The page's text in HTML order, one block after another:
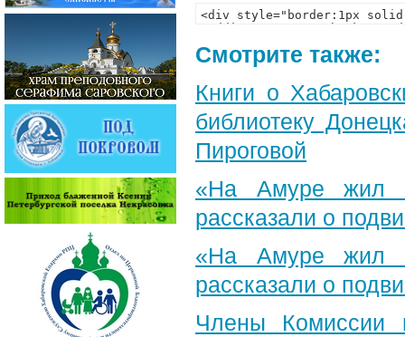
Смотрите также:
Книги о
библиотеку
Пироговой
«На Амуре жил
рассказали о
«На Амуре жил
рассказали о
Члены Комиссии